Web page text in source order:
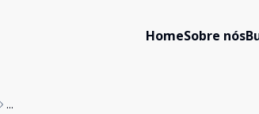
HomeSobre nós
...